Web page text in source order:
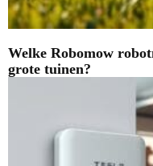
Welke Robomow
grote tuinen?